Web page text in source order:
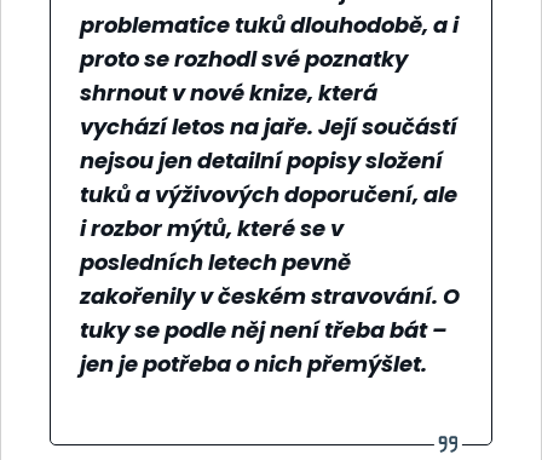
problematice tuků dlouhodobě, a i
proto se rozhodl své poznatky
shrnout v nové knize, která
vychází letos na jaře. Její součástí
nejsou jen detailní popisy složení
tuků a výživových doporučení, ale
i rozbor mýtů, které se v
posledních letech pevně
zakořenily v českém stravování. O
tuky se podle něj není třeba bát –
jen je potřeba o nich přemýšlet.